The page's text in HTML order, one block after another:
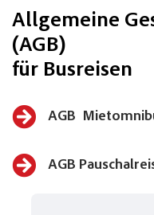
Allgemeine
(AGB)
für Busreisen
hier klicken
AGB
AGB